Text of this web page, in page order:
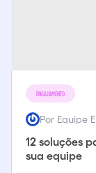
ENGAJAMENTO
Por Equipe
12 soluções
sua equipe